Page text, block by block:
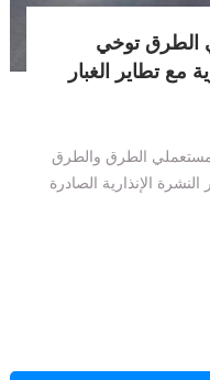
الطرق توخي
مع تطاير الغبار
مستعملي الطرق والطرق
الإنذارية الصادرة